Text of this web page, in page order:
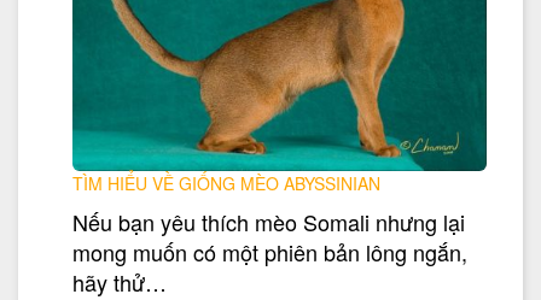
TÌM HIỂU VỀ GIỐNG MÈO ABYSSINIAN
Nếu bạn yêu thích mèo Somali nhưng lại
mong muốn có một phiên bản lông ngắn,
hãy thử…